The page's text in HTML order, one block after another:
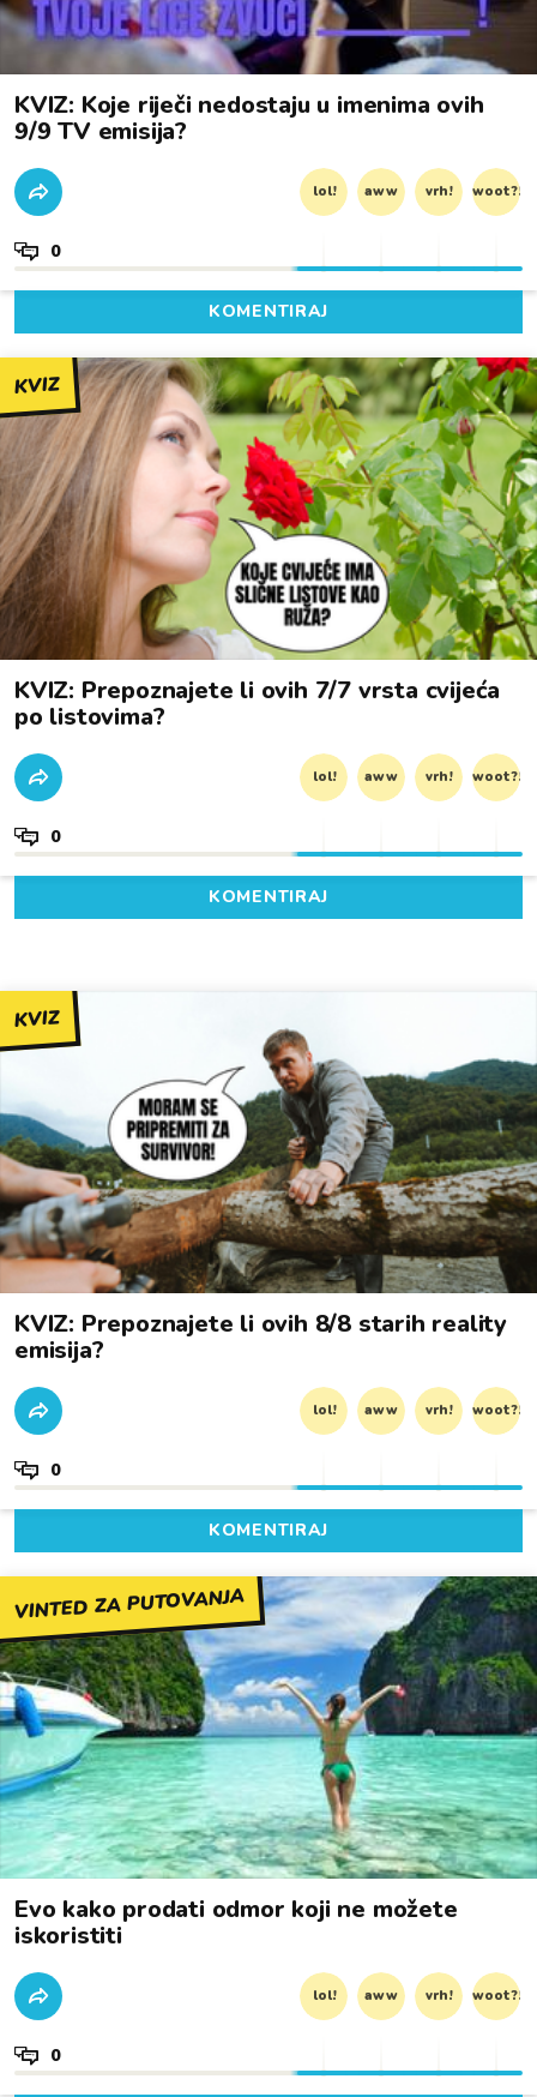
KVIZ: Koje riječi nedostaju u imenima ovih
9/9 TV emisija?
lol! aww vrh! woot?!
0
KOMENTIRAJ
KVIZ
KVIZ: Prepoznajete li ovih 7/7 vrsta cvijeća
po listovima?
lol! aww vrh! woot?!
0
KOMENTIRAJ
KVIZ
KVIZ: Prepoznajete li ovih 8/8 starih reality
emisija?
lol! aww vrh! woot?!
0
KOMENTIRAJ
VINTED ZA PUTOVANJA
Evo kako prodati odmor koji ne možete
iskoristiti
lol! aww vrh! woot?!
0